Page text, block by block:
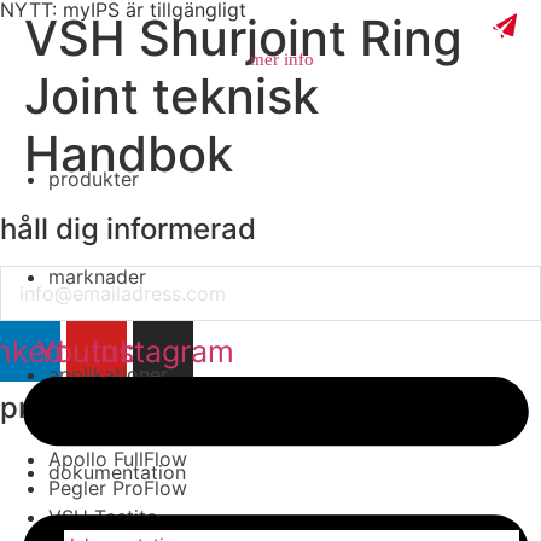
NYTT: myIPS är tillgängligt
mer info
produkter
marknader
applikationer
dokumentation
VSH Shurjoint Ring
Joint teknisk
Handbok
håll dig informerad
Email
Youtube
Instagram
produktgrupper
Apollo FullFlow
Pegler ProFlow
VSH Tectite